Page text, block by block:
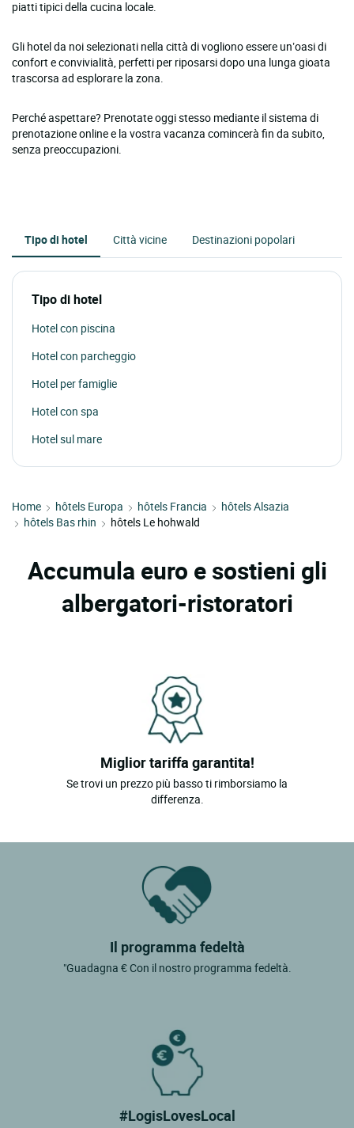
piatti tipici della cucina locale.
Gli hotel da noi selezionati nella città di vogliono essere un’oasi di
confort e convivialità, perfetti per riposarsi dopo una lunga gioata
trascorsa ad esplorare la zona.
Perché aspettare? Prenotate oggi stesso mediante il sistema di
prenotazione online e la vostra vacanza comincerà fin da subito,
senza preoccupazioni.
Tipo di hotel Città vicine Destinazioni popolari
Tipo di hotel
Hotel con piscina
Hotel con parcheggio
Hotel per famiglie
Hotel con spa
Hotel sul mare
Home hôtels Europa hôtels Francia
hôtels Alsazia
hôtels Bas rhin
hôtels Le hohwald
Accumula euro e sostieni gli
albergatori-ristoratori
Miglior tariffa garantita!
Se trovi un prezzo più basso ti rimborsiamo la
differenza.
Il programma fedeltà
"Guadagna € Con il nostro programma fedeltà.
#LogisLovesLocal